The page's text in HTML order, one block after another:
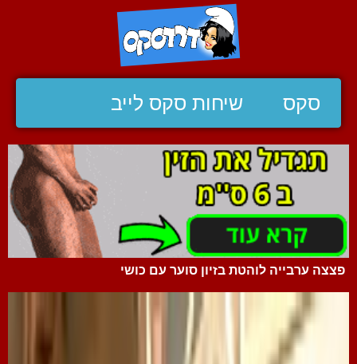
סקס שיחות סקס לייב
פצצה ערבייה לוהטת בזיון סוער עם כושי